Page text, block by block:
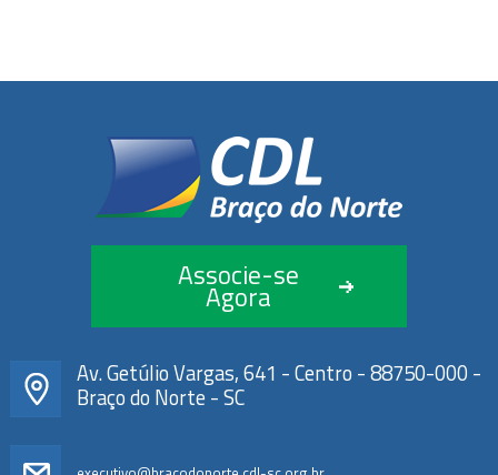
Associe-se
Agora
Av. Getúlio Vargas, 641 - Centro - 88750-000 -
Braço do Norte - SC